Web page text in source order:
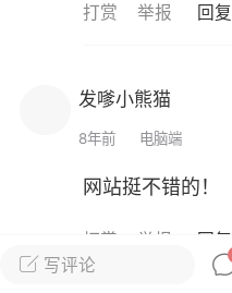
03-13 21:54 电脑端 公开内容
热门说说，不回头，只
抱着别人，我知道，有
写评论
打赏 举报 回复
发嗲小熊猫
8年前 电脑端
网站挺不错的！
打赏 举报 回复